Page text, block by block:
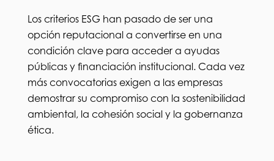
Los criterios ESG han pasado de ser una
opción reputacional a convertirse en una
condición clave para acceder a ayudas
públicas y financiación institucional. Cada vez
más convocatorias exigen a las empresas
demostrar su compromiso con la sostenibilidad
ambiental, la cohesión social y la gobernanza
ética.